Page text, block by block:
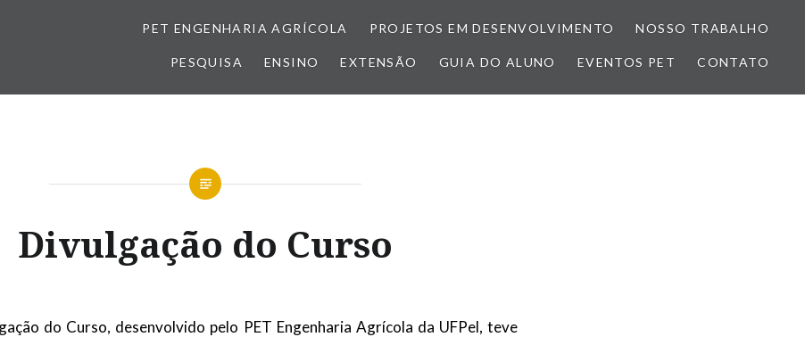
PET ENGENHARIA AGRÍCOLA PROJETOS EM DESENVOLVIMENTO NOSSO TRABALHO
PESQUISA ENSINO EXTENSÃO GUIA DO ALUNO EVENTOS PET CONTATO
Divulgação do Curso
do Curso, desenvolvido pelo PET Engenharia Agrícola da UFPel, teve